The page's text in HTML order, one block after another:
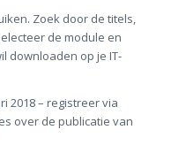
Zoek door de titels,
de module en
downloaden op je IT-
2018 – registreer via
over de publicatie van